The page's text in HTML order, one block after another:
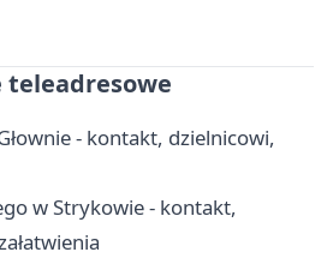
teleadresowe
- kontakt, dzielnicowi,
w Strykowie - kontakt,